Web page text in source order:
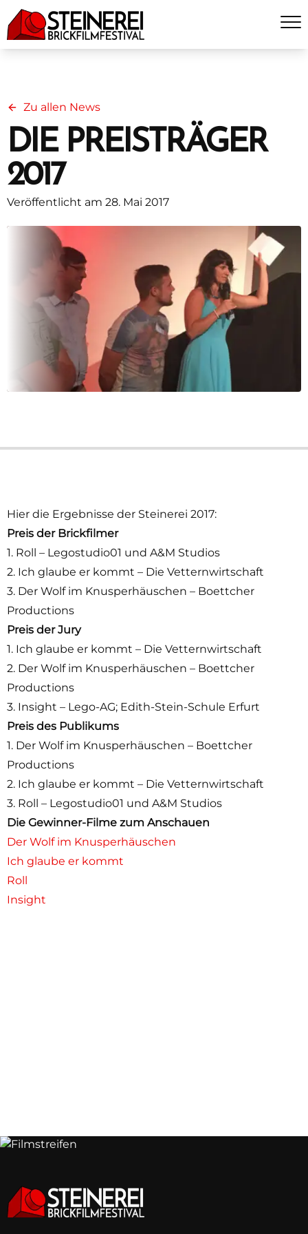
Zu allen News
DIE PREISTRÄGER
2017
Veröffentlicht am 28. Mai 2017
Hier die Ergebnisse der Steinerei 2017:
Preis der Brickfilmer
1. Roll – Legostudio01 und A&M Studios
2. Ich glaube er kommt – Die Vetternwirtschaft
3. Der Wolf im Knusperhäuschen – Boettcher
Productions
Preis der Jury
1. Ich glaube er kommt – Die Vetternwirtschaft
2. Der Wolf im Knusperhäuschen – Boettcher
Productions
3. Insight – Lego-AG; Edith-Stein-Schule Erfurt
Preis des Publikums
1. Der Wolf im Knusperhäuschen – Boettcher
Productions
2. Ich glaube er kommt – Die Vetternwirtschaft
3. Roll – Legostudio01 und A&M Studios
Die Gewinner-Filme zum Anschauen
Der Wolf im Knusperhäuschen
Ich glaube er kommt
Roll
Insight